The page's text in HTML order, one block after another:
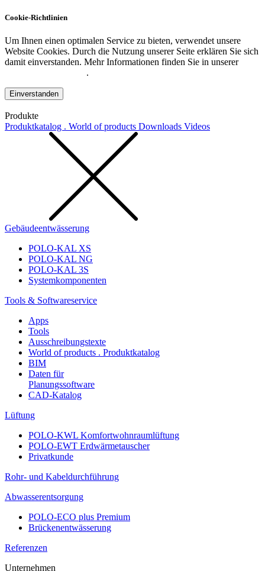
Cookie-Richtlinien
Um Ihnen einen optimalen Service zu bieten, verwendet unsere
Website Cookies. Durch die Nutzung unserer Seite erklären Sie sich
damit einverstanden. Mehr Informationen finden Sie in unserer
.
Einverstanden
Produkte
Produktkatalog . World of products Downloads Videos
Gebäudeentwässerung
POLO-KAL XS
POLO-KAL NG
POLO-KAL 3S
Systemkomponenten
Tools & Softwareservice
Apps
Tools
Ausschreibungstexte
World of products . Produktkatalog
BIM
Daten für
Planungssoftware
CAD-Katalog
Lüftung
POLO-KWL Komfortwohnraumlüftung
POLO-EWT Erdwärmetauscher
Privatkunde
Rohr- und Kabeldurchführung
Abwasserentsorgung
POLO-ECO plus Premium
Brückenentwässerung
Referenzen
Unternehmen